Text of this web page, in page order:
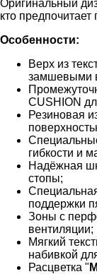
Оригинальный
кто
Особенности:
Верх из
замшевыми
CUSHION
Резиновая
гибкости и
Надёжная
стопы;
поддержки
Зоны с
вентиляции;
Мягкий
набивкой
Расцветка "